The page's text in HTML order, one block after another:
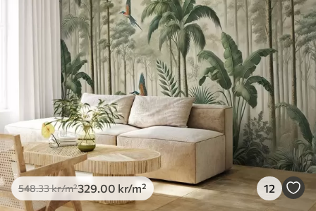
548.33kr/m²329 .00 kr/m² 12